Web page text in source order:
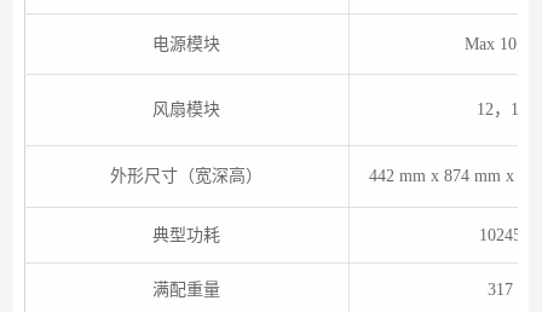
电源模块 Max 10,
风扇模块 12，
外形尺寸（宽深高） 442 mm x 874 mm x
典型功耗 10245 W
满配重量 317 kg